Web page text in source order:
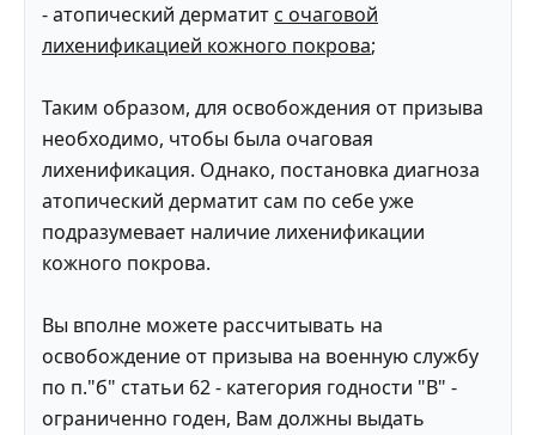
- атопический дерматитс очаговой
лихенификацией кожного покрова;
Таким образом, для освобождения от призыва
необходимо, чтобы была очаговая
лихенификация. Однако, постановка диагноза
атопический дерматит сам по себе уже
подразумевает наличие лихенификации
кожного покрова.
Вы вполне можете рассчитывать на
освобождение от призыва на военную службу
по п."б" статьи 62 - категория годности "В" -
ограниченно годен, Вам должны выдать